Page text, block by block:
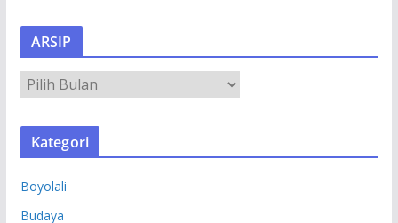
ARSIP
S
Kategori
Boyolali
Budaya